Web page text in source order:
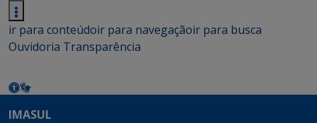
ir para conteúdoir para navegaçãoir para busca
Ouvidoria Transparência
IMASUL